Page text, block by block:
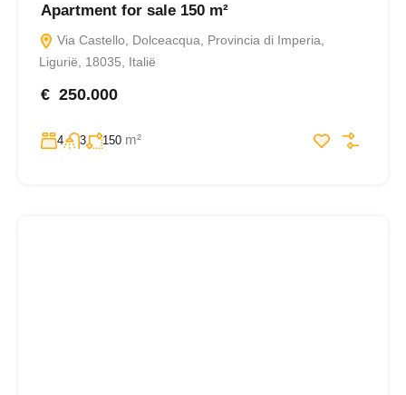
Apartment for sale 150 m²
Via Castello, Dolceacqua, Provincia di Imperia,
Ligurië, 18035, Italië
€ 250.000
4 3 150 m²